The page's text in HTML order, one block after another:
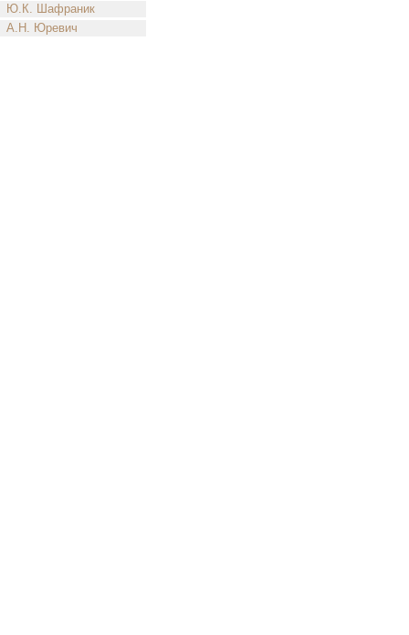
Ю.К. Шафраник
А.Н. Юревич